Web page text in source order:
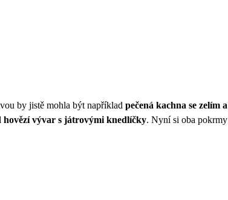
by jistě mohla být například pečená kachna se zelím a
hovězí vývar s játrovými knedlíčky. Nyní si oba pokrmy